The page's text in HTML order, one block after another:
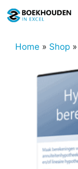
naar
inhoudHome » Shop »